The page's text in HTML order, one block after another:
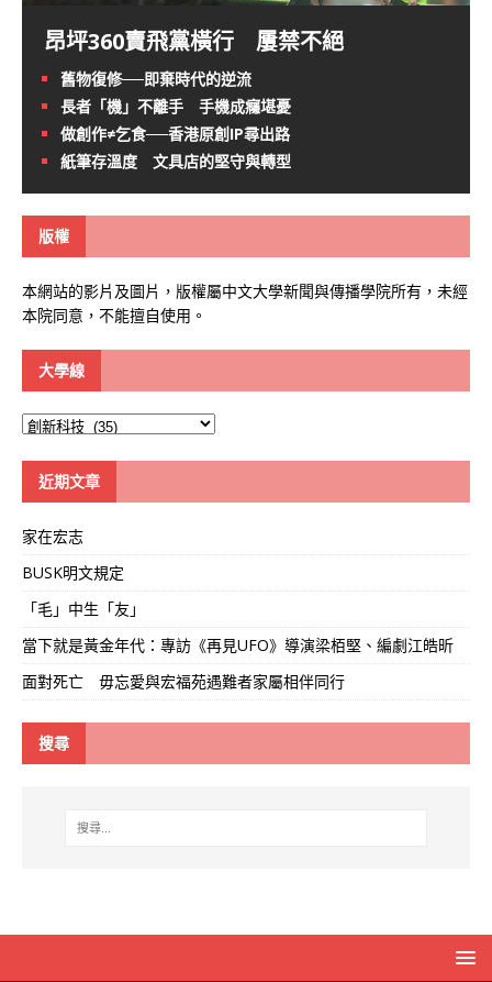
昂坪360賣飛黨橫行 屢禁不絕
舊物復修──即棄時代的逆流
長者「機」不離手 手機成癮堪憂
做創作≠乞食──香港原創IP尋出路
紙筆存溫度 文具店的堅守與轉型
版權
本網站的影片及圖片，版權屬中文大學新聞與傳播學院所有，未經
本院同意，不能擅自使用。
大學線
大
近期文章
家在宏志
BUSK明文規定
「毛」中生「友」
當下就是黃金年代：專訪《再見UFO》導演梁栢堅、編劇江皓昕
面對死亡 毋忘愛與宏福苑遇難者家屬相伴同行
搜尋